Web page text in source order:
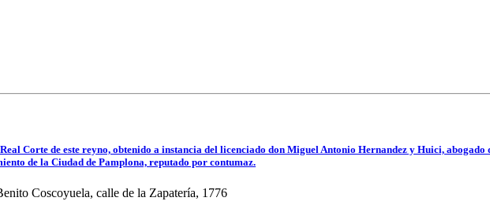
Corte de este reyno, obtenido a instancia del licenciado don Miguel Antonio Hernandez y Huici, abogado
de la Ciudad de Pamplona, reputado por contumaz.
Coscoyuela, calle de la Zapatería, 1776